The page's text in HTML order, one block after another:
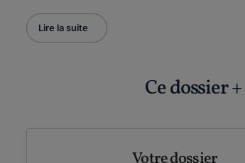
Lire la suite
Ce dossier +